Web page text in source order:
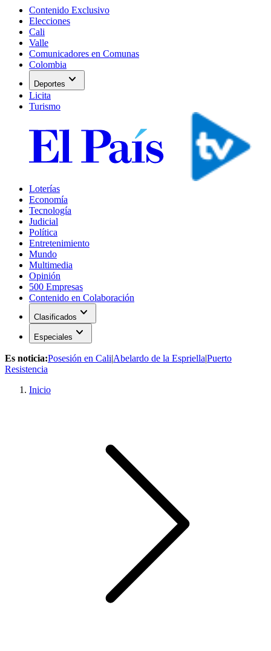
Contenido Exclusivo
Elecciones
Cali
Valle
Comunicadores en Comunas
Colombia
Deportes expand_more
Licita
Turismo
Loterías
Economía
Tecnología
Judicial
Política
Entretenimiento
Mundo
Multimedia
Opinión
500 Empresas
Contenido en Colaboración
Clasificados expand_more
Especiales expand_more
Es noticia:Posesión en Cali|Abelardo de la Espriella|Puerto
Resistencia
Inicio